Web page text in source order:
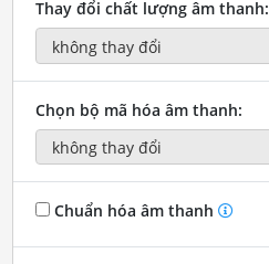
Thay đổi chất lượng âm thanh:
Chọn bộ mã hóa âm thanh:
Chuẩn hóa âm thanh